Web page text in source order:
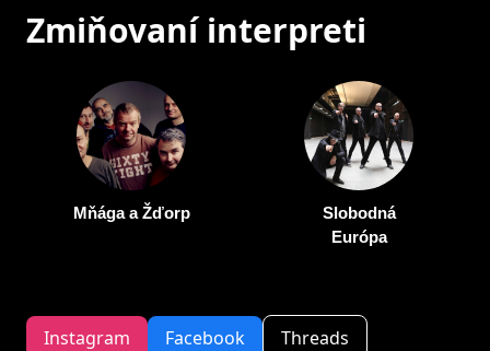
Zmiňovaní interpreti
Mňága a Žďorp
Slobodná
Európa
Instagram Facebook
Threads